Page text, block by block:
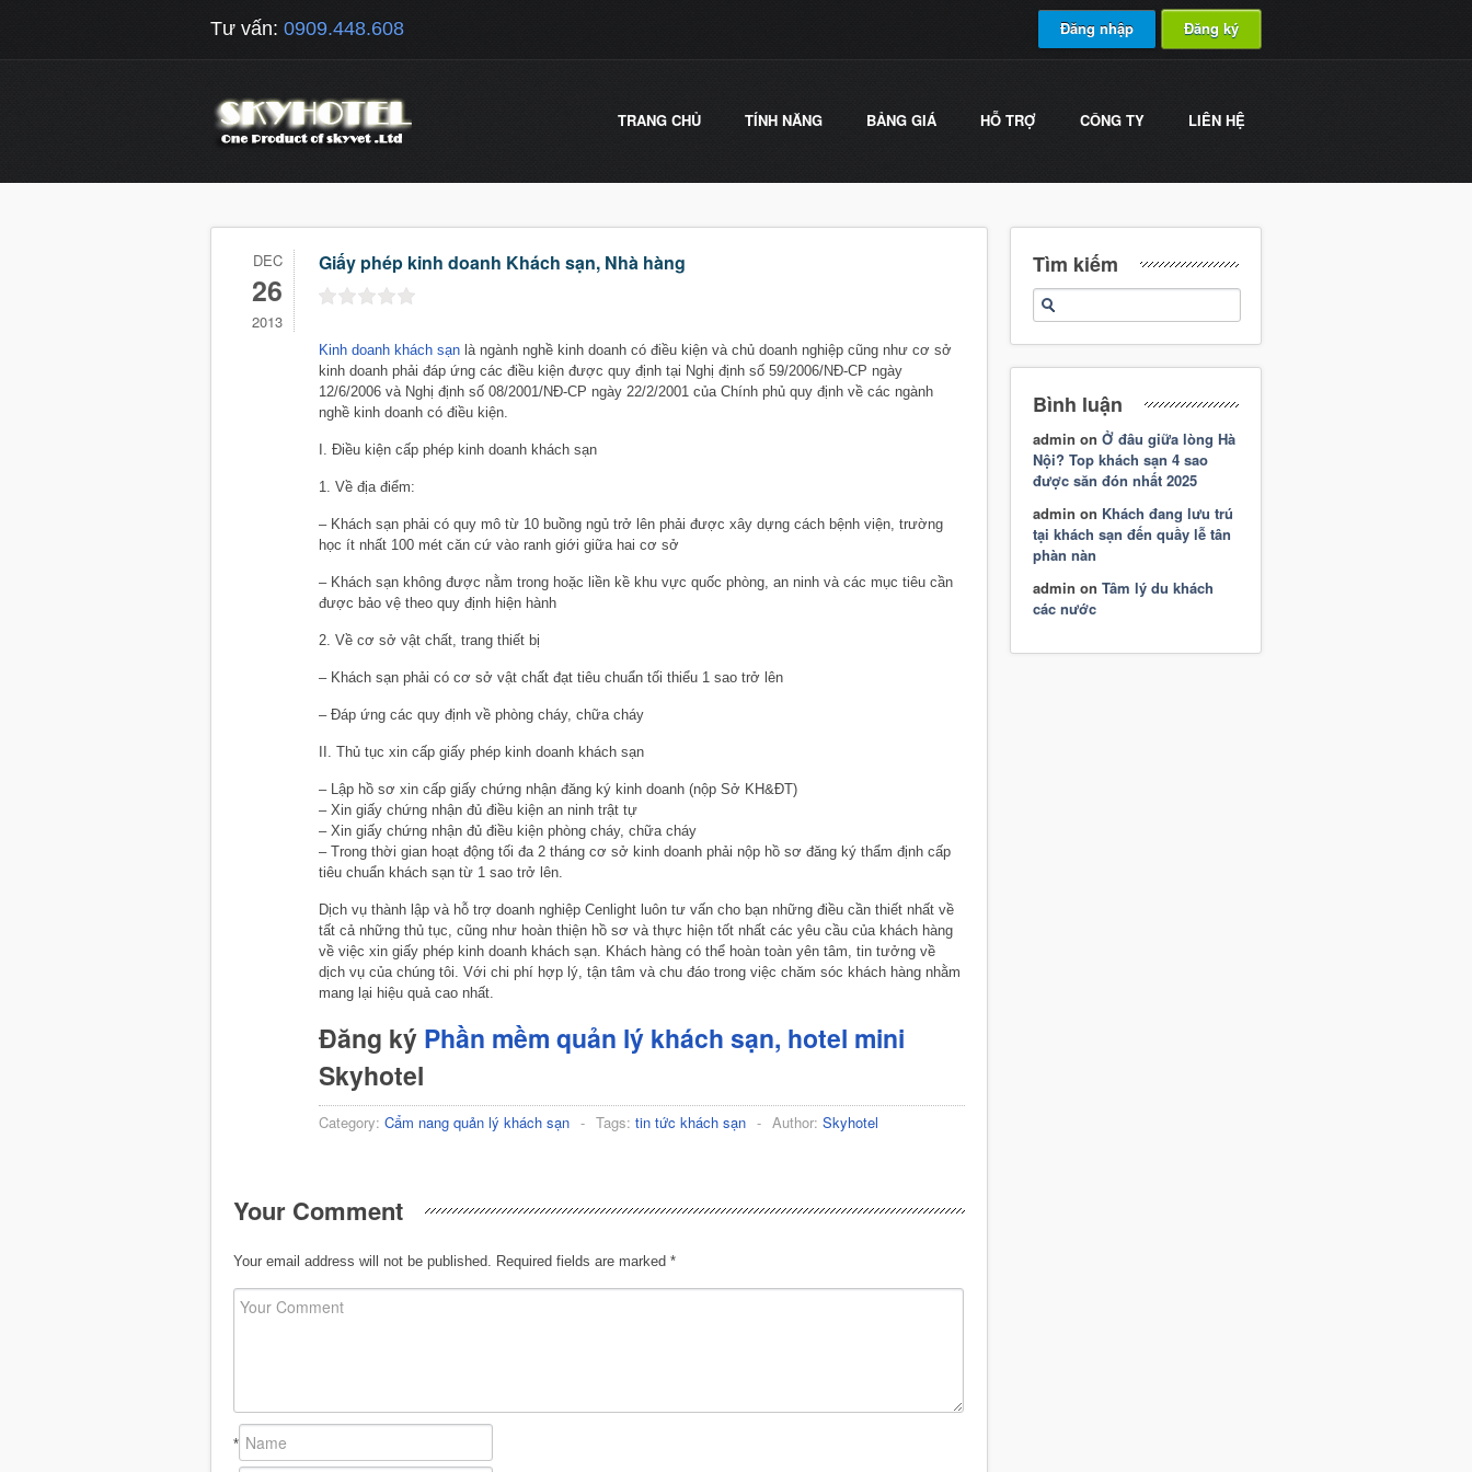
Tư vấn: 0909.448.608 Đăng nhập Đăng ký
TRANG CHỦ TÍNH NĂNG BẢNG GIÁ HỖ TRỢ CÔNG TY LIÊN HỆ
DEC
26
2013
Giấy phép kinh doanh Khách sạn, Nhà hàng
Kinh doanh khách sạn là ngành nghề kinh doanh có điều kiện và chủ doanh nghiệp cũng như cơ sở
kinh doanh phải đáp ứng các điều kiện được quy định tại Nghị định số 59/2006/NĐ-CP ngày
12/6/2006 và Nghị định số 08/2001/NĐ-CP ngày 22/2/2001 của Chính phủ quy định về các ngành
nghề kinh doanh có điều kiện.
I. Điều kiện cấp phép kinh doanh khách sạn
1. Về địa điểm:
– Khách sạn phải có quy mô từ 10 buồng ngủ trở lên phải được xây dựng cách bệnh viện, trường
học ít nhất 100 mét căn cứ vào ranh giới giữa hai cơ sở
– Khách sạn không được nằm trong hoặc liền kề khu vực quốc phòng, an ninh và các mục tiêu cần
được bảo vệ theo quy định hiện hành
2. Về cơ sở vật chất, trang thiết bị
– Khách sạn phải có cơ sở vật chất đạt tiêu chuẩn tối thiểu 1 sao trở lên
– Đáp ứng các quy định về phòng cháy, chữa cháy
II. Thủ tục xin cấp giấy phép kinh doanh khách sạn
– Lập hồ sơ xin cấp giấy chứng nhận đăng ký kinh doanh (nộp Sở KH&ĐT)
– Xin giấy chứng nhận đủ điều kiện an ninh trật tự
– Xin giấy chứng nhận đủ điều kiện phòng cháy, chữa cháy
– Trong thời gian hoạt động tối đa 2 tháng cơ sở kinh doanh phải nộp hồ sơ đăng ký thẩm định cấp
tiêu chuẩn khách sạn từ 1 sao trở lên.
Dịch vụ thành lập và hỗ trợ doanh nghiệp Cenlight luôn tư vấn cho bạn những điều cần thiết nhất về
tất cả những thủ tục, cũng như hoàn thiện hồ sơ và thực hiện tốt nhất các yêu cầu của khách hàng
về việc xin giấy phép kinh doanh khách sạn. Khách hàng có thể hoàn toàn yên tâm, tin tưởng về
dịch vụ của chúng tôi. Với chi phí hợp lý, tận tâm và chu đáo trong việc chăm sóc khách hàng nhằm
mang lại hiệu quả cao nhất.
Đăng ký Phần mềm quản lý khách sạn, hotel mini
Skyhotel
Category: Cẩm nang quản lý khách sạn - Tags: tin tức khách sạn - Author: Skyhotel
Your Comment
Your email address will not be published. Required fields are marked *
*
Tìm kiếm
Bình luận
admin on Ở đâu giữa lòng Hà
Nội? Top khách sạn 4 sao
được săn đón nhất 2025
admin on Khách đang lưu trú
tại khách sạn đến quầy lễ tân
phàn nàn
admin on Tâm lý du khách
các nước